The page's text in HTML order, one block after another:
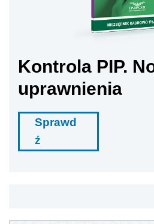
Kontrola PIP.
uprawnienia
Sprawd
ź